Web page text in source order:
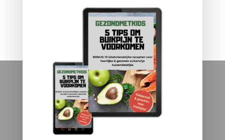
een blije buik!
Over Gezondmetkids
buikpijn bij kinderen voorkomen: gratis E-book
Nieuwsbrief
Voor bedrijven: voedingsadvies op locatie